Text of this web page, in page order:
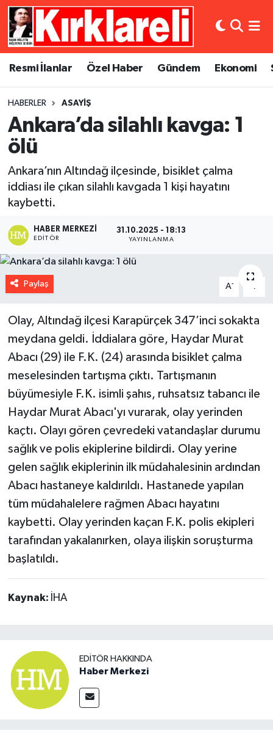
Resmi İlanlar Özel Haber Gündem Ekonomi
HABERLER ASAYIŞ
Ankara’da silahlı kavga: 1
ölü
Ankara’nın Altındağ ilçesinde, bisiklet çalma
iddiası ile çıkan silahlı kavgada 1 kişi hayatını
kaybetti.
HABER MERKEZI
EDITÖR
31.10.2025 - 18:13
YAYINLANMA
Paylaş A- A
Olay, Altındağ ilçesi Karapürçek 347’inci sokakta
meydana geldi. İddialara göre, Haydar Murat
Abacı (29) ile F.K. (24) arasında bisiklet çalma
meselesinden tartışma çıktı. Tartışmanın
büyümesiyle F.K. isimli şahıs, ruhsatsız tabancı ile
Haydar Murat Abacı'yı vurarak, olay yerinden
kaçtı. Olayı gören çevredeki vatandaşlar durumu
sağlık ve polis ekiplerine bildirdi. Olay yerine
gelen sağlık ekiplerinin ilk müdahalesinin ardından
Abacı hastaneye kaldırıldı. Hastanede yapılan
tüm müdahalelere rağmen Abacı hayatını
kaybetti. Olay yerinden kaçan F.K. polis ekipleri
tarafından yakalanırken, olaya ilişkin soruşturma
başlatıldı.
Kaynak: İHA
EDITÖR HAKKINDA
Haber Merkezi
Resmi İlanlar
Gündem
Ekonomi
Siyaset
Spor
Asayiş
Dünya
Eğitim
Kültür Sanat
Magazin
Medya
Sağlık
Künye
Gizlilik Sözleşmesi
Merkez Nöbetçi Eczaneler
Merkez Trafik Yoğunluk Haritası
Süper Lig Puan Durumu ve Fikstür
Tüm Manşetler
Son Dakika Haberleri
Haber Arşivi